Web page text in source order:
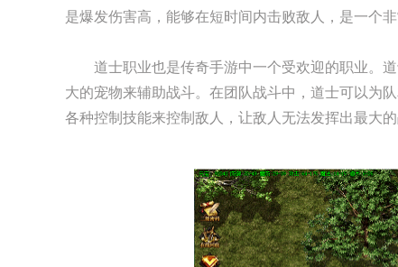
是爆发伤害高，能够在短时间内击败敌人，是一个非
道士职业也是传奇手游中一个受欢迎的职业。
大的宠物来辅助战斗。在团队战斗中，道士可以为
各种控制技能来控制敌人，让敌人无法发挥出最大